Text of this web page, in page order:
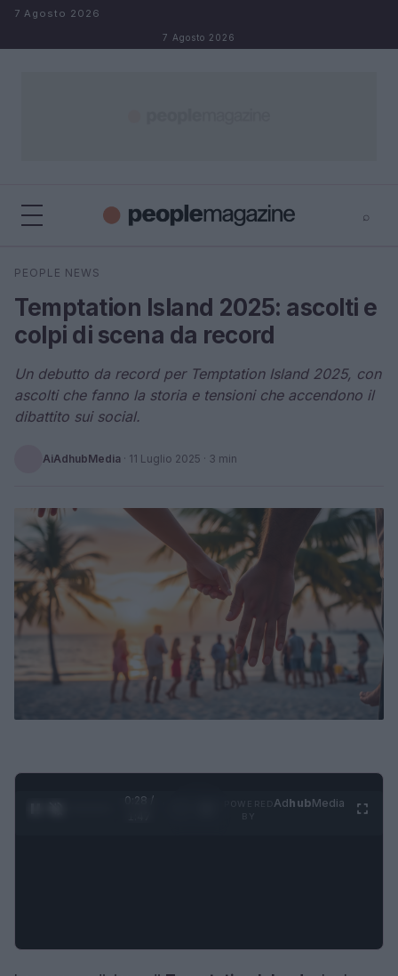
Salta al contenuto
7 Agosto 2026
7 Agosto 2026
⌕
Cerca
PEOPLE NEWS
Temptation Island 2025: ascolti e
colpi di scena da record
Un debutto da record per Temptation Island 2025, con
ascolti che fanno la storia e tensioni che accendono il
dibattito sui social.
AiAdhubMedia · 11 Luglio 2025 · 3 min
0:29 /
AdhubMedia